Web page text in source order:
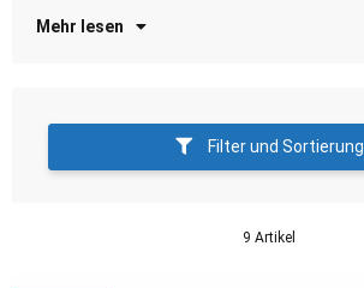
Mehr lesen
Filter und Sortierung
9 Artikel